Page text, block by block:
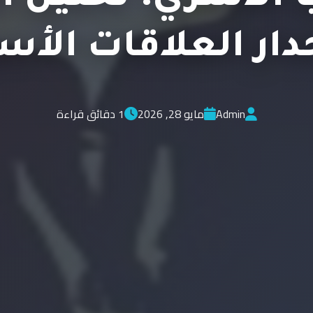
العلاقات
Admin مايو 28, 2026 1 دقائق قراءة